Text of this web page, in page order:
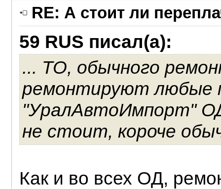
RE: А стоит ли
59 RUS писал(а):
... ТО, обычного
ремонтируют любые
"УралАвтоИмпорт"
не стоит, короче
Как и во всех ОД,